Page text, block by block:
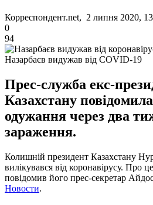
Корреспондент.net, 2 липня 2020,
0
94
Назарбаєв видужав від COVID-19
Прес-служба екс-
Казахстану
одужання через два
зараження.
Колишній президент Казахстану
вилікувався від коронавірусу. Про
повідомив його прес-секретар
Новости.